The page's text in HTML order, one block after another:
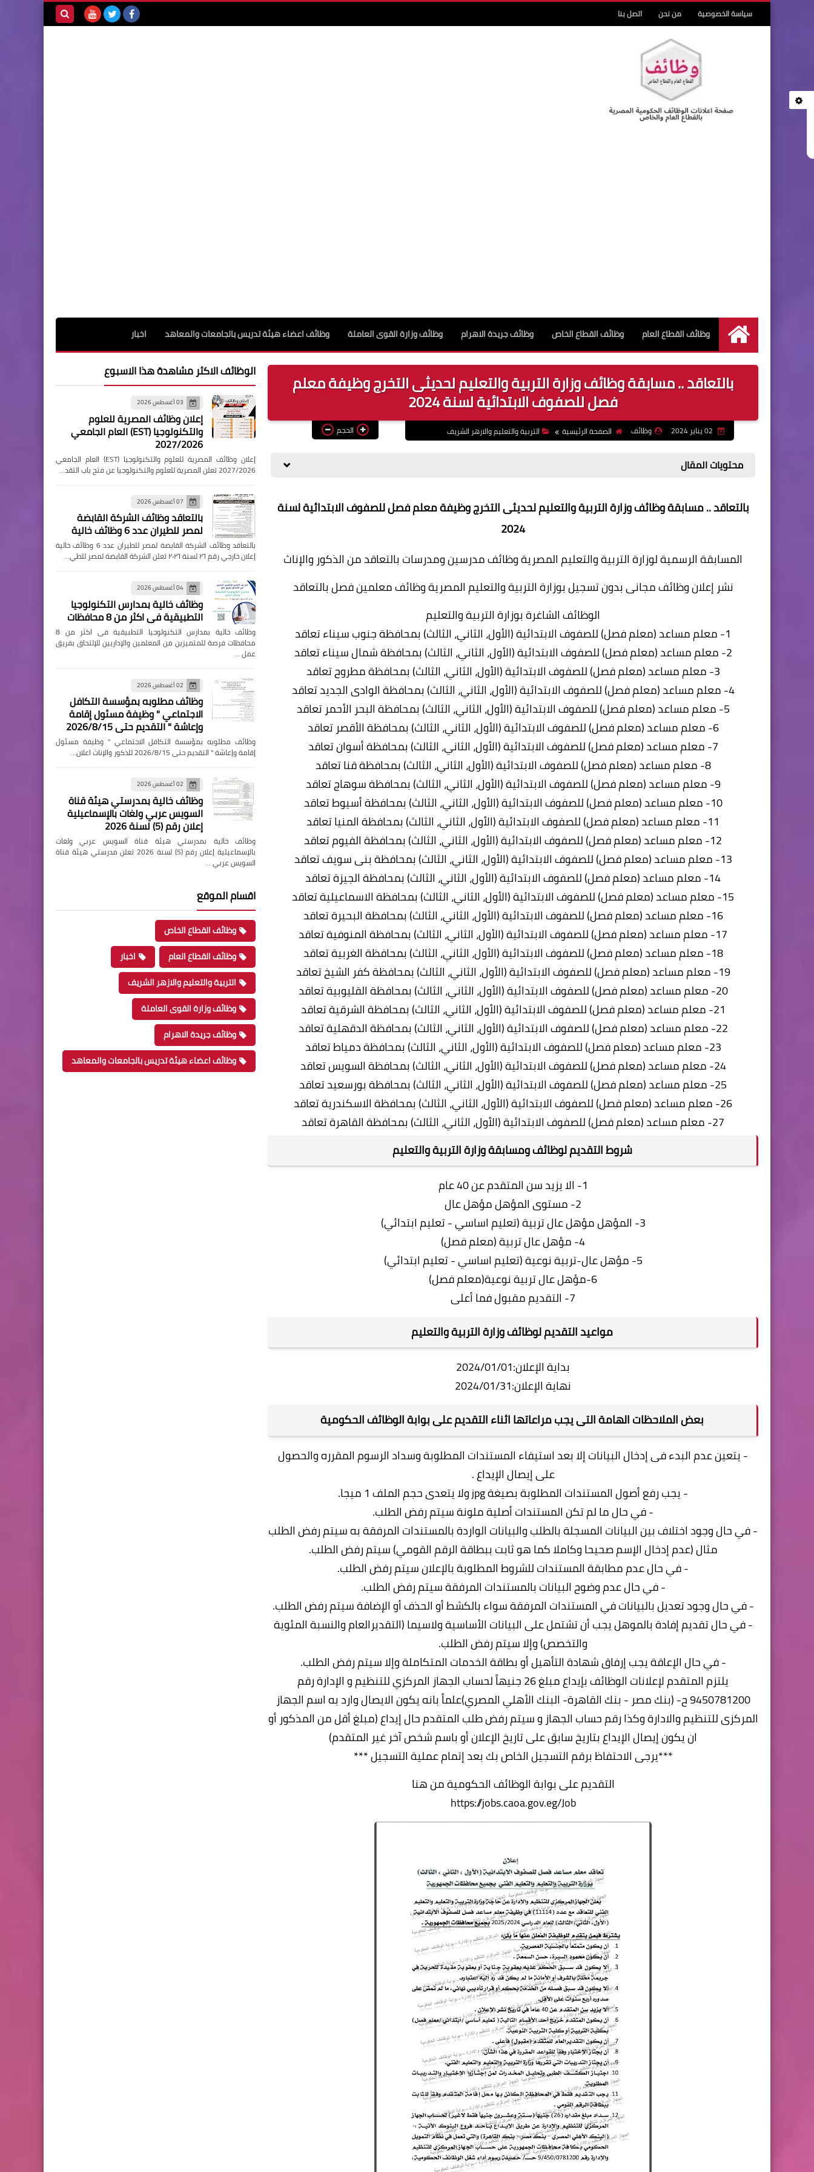
سياسة الخصوصية من نحن اتصل بنا
الرئيسية
وظائف القطاع العام وظائف القطاع الخاص وظائف جريدة الاهرام وظائف وزارة القوى العاملة وظائف اعضاء هيئة تدريس بالجامعات والمعاهد اخبار
بالتعاقد .. مسابقة وظائف وزارة التربية والتعليم لحديثى التخرج وظيفة معلم
فصل للصفوف الابتدائية لسنة 2024
وظائف الصفحة الرئيسية التربية والتعليم والازهر الشريف الحجم
محتويات المقال
بالتعاقد .. مسابقة وظائف وزارة التربية والتعليم لحديثى التخرج وظيفة معلم فصل للصفوف الابتدائية لسنة
2024
المسابقة الرسمية لوزارة التربية والتعليم المصرية وظائف مدرسين ومدرسات بالتعاقد من الذكور والإناث
نشر إعلان وظائف مجانى بدون تسجيل بوزارة التربية والتعليم المصرية وظائف معلمين فصل بالتعاقد
الوظائف الشاغرة بوزارة التربية والتعليم
1- معلم مساعد (معلم فصل) للصفوف الابتدائية (الأول، الثاني، الثالث) بمحافظة جنوب سيناء تعاقد
2- معلم مساعد (معلم فصل) للصفوف الابتدائية (الأول، الثاني، الثالث) بمحافظة شمال سيناء تعاقد
3- معلم مساعد (معلم فصل) للصفوف الابتدائية (الأول، الثاني، الثالث) بمحافظة مطروح تعاقد
4- معلم مساعد (معلم فصل) للصفوف الابتدائية (الأول، الثاني، الثالث) بمحافظة الوادى الجديد تعاقد
5- معلم مساعد (معلم فصل) للصفوف الابتدائية (الأول، الثاني، الثالث) بمحافظة البحر الأحمر تعاقد
6- معلم مساعد (معلم فصل) للصفوف الابتدائية (الأول، الثاني، الثالث) بمحافظة الأقصر تعاقد
7- معلم مساعد (معلم فصل) للصفوف الابتدائية (الأول، الثاني، الثالث) بمحافظة أسوان تعاقد
8- معلم مساعد (معلم فصل) للصفوف الابتدائية (الأول، الثاني، الثالث) بمحافظة قنا تعاقد
9- معلم مساعد (معلم فصل) للصفوف الابتدائية (الأول، الثاني، الثالث) بمحافظة سوهاج تعاقد
10- معلم مساعد (معلم فصل) للصفوف الابتدائية (الأول، الثاني، الثالث) بمحافظة أسيوط تعاقد
11- معلم مساعد (معلم فصل) للصفوف الابتدائية (الأول، الثاني، الثالث) بمحافظة المنيا تعاقد
12- معلم مساعد (معلم فصل) للصفوف الابتدائية (الأول، الثاني، الثالث) بمحافظة الفيوم تعاقد
13- معلم مساعد (معلم فصل) للصفوف الابتدائية (الأول، الثاني، الثالث) بمحافظة بنى سويف تعاقد
14- معلم مساعد (معلم فصل) للصفوف الابتدائية (الأول، الثاني، الثالث) بمحافظة الجيزة تعاقد
15- معلم مساعد (معلم فصل) للصفوف الابتدائية (الأول، الثاني، الثالث) بمحافظة الاسماعيلية تعاقد
16- معلم مساعد (معلم فصل) للصفوف الابتدائية (الأول، الثاني، الثالث) بمحافظة البحيرة تعاقد
17- معلم مساعد (معلم فصل) للصفوف الابتدائية (الأول، الثاني، الثالث) بمحافظة المنوفية تعاقد
18- معلم مساعد (معلم فصل) للصفوف الابتدائية (الأول، الثاني، الثالث) بمحافظة الغربية تعاقد
19- معلم مساعد (معلم فصل) للصفوف الابتدائية (الأول، الثاني، الثالث) بمحافظة كفر الشيخ تعاقد
20- معلم مساعد (معلم فصل) للصفوف الابتدائية (الأول، الثاني، الثالث) بمحافظة القليوبية تعاقد
21- معلم مساعد (معلم فصل) للصفوف الابتدائية (الأول، الثاني، الثالث) بمحافظة الشرقية تعاقد
22- معلم مساعد (معلم فصل) للصفوف الابتدائية (الأول، الثاني، الثالث) بمحافظة الدقهلية تعاقد
23- معلم مساعد (معلم فصل) للصفوف الابتدائية (الأول، الثاني، الثالث) بمحافظة دمياط تعاقد
24- معلم مساعد (معلم فصل) للصفوف الابتدائية (الأول، الثاني، الثالث) بمحافظة السويس تعاقد
25- معلم مساعد (معلم فصل) للصفوف الابتدائية (الأول، الثاني، الثالث) بمحافظة بورسعيد تعاقد
26- معلم مساعد (معلم فصل) للصفوف الابتدائية (الأول، الثاني، الثالث) بمحافظة الاسكندرية تعاقد
27- معلم مساعد (معلم فصل) للصفوف الابتدائية (الأول، الثاني، الثالث) بمحافظة القاهرة تعاقد
شروط التقديم لوظائف ومسابقة وزارة التربية والتعليم
1- الا يزيد سن المتقدم عن 40 عام
2- مستوى المؤهل مؤهل عال
3- المؤهل مؤهل عال تربية (تعليم اساسي - تعليم ابتدائي)
4- مؤهل عال تربية (معلم فصل)
5- مؤهل عال-تربية نوعية (تعليم اساسي - تعليم ابتدائي)
6-مؤهل عال تربية نوعية(معلم فصل)
7- التقديم مقبول فما أعلى
مواعيد التقديم لوظائف وزارة التربية والتعليم
بداية الإعلان:2024/01/01
نهاية الإعلان:2024/01/31
بعض الملاحظات الهامة التى يجب مراعاتها اثناء التقديم على بوابة الوظائف الحكومية
- يتعين عدم البدء فى إدخال البيانات إلا بعد استيفاء المستندات المطلوبة وسداد الرسوم المقرره والحصول
على إيصال الإيداع .
- يجب رفع أصول المستندات المطلوبة بصيغة jpg ولا يتعدى حجم الملف 1 ميجا.
- في حال ما لم تكن المستندات أصلية ملونة سيتم رفض الطلب.
- في حال وجود اختلاف بين البيانات المسجلة بالطلب والبيانات الواردة بالمستندات المرفقة به سيتم رفض الطلب
مثال (عدم إدخال الإسم صحيحا وكاملا كما هو ثابت ببطاقة الرقم القومي) سيتم رفض الطلب.
- في حال عدم مطابقة المستندات للشروط المطلوبة بالإعلان سيتم رفض الطلب.
- في حال عدم وضوح البيانات بالمستندات المرفقة سيتم رفض الطلب.
- في حال وجود تعديل بالبيانات في المستندات المرفقة سواء بالكشط أو الحذف أو الإضافة سيتم رفض الطلب.
- في حال تقديم إفادة بالموهل يجب أن تشتمل على البيانات الأساسية ولاسيما (التقديرالعام والنسبة المئوية
والتخصص) وإلا سيتم رفض الطلب.
- في حال الإعاقة يجب إرفاق شهادة التأهيل أو بطاقة الخدمات المتكاملة وإلا سيتم رفض الطلب.
يلتزم المتقدم لإعلانات الوظائف بإيداع مبلغ 26 جنيهاً لحساب الجهاز المركزي للتنظيم و الإدارة رقم
9450781200 ح- (بنك مصر - بنك القاهرة- البنك الأهلي المصري)علماً بانه يكون الايصال وارد به اسم الجهاز
المركزى للتنظيم والادارة وكذا رقم حساب الجهاز و سيتم رفض طلب المتقدم حال إيداع (مبلغ أقل من المذكور أو
ان يكون إيصال الإيداع بتاريخ سابق على تاريخ الإعلان أو باسم شخص آخر غير المتقدم)
***يرجى الاحتفاظ برقم التسجيل الخاص بك بعد إتمام عملية التسجيل ***
التقديم على بوابة الوظائف الحكومية من هنا
https://jobs.caoa.gov.eg/Job
الوظائف الاكثر مشاهدة هذا الاسبوع
03 أغسطس 2026
إعلان وظائف المصرية للعلوم
والتكنولوجيا (EST) العام الجامعي
2027/2026
إعلان وظائف المصرية للعلوم والتكنولوجيا (EST) العام الجامعي
2027/2026 تعلن المصرية للعلوم والتكنولوجيا عن فتح باب التقد…
07 أغسطس 2026
بالتعاقد وظائف الشركة القابضة
لمصر للطيران عدد 6 وظائف خالية
بالتعاقد وظائف الشركة القابضة لمصر للطيران عدد 6 وظائف خالية
إعلان خارجي رقم ٢٦ لسنة ٢٠٢٦ تعلن الشركة القابضة لمصر للطي…
04 أغسطس 2026
وظائف خالية بمدارس التكنولوجيا
التطبيقية فى اكثر من 8 محافظات
وظائف خالية بمدارس التكنولوجيا التطبيقية فى اكثر من 8
محافظات فرصة للمتميزين من المعلمين والإداريين للإلتحاق بفريق
عمل …
02 أغسطس 2026
وظائف مطلوبه بمؤسسة التكافل
الاجتماعي " وظيفة مسئول إقامة
وإعاشة " التقديم حتى 2026/8/15
وظائف مطلوبه بمؤسسة التكافل الاجتماعي " وظيفة مسئول
إقامة وإعاشة " التقديم حتى 2026/8/15 للذكور والإناث اعلان…
02 أغسطس 2026
وظائف خالية بمدرستي هيئة قناة
السويس عربي ولغات بالإسماعيلية
إعلان رقم (5) لسنة 2026
وظائف خالية بمدرستي هيئة قناة السويس عربي ولغات
بالإسماعيلية إعلان رقم (5) لسنة 2026 تعلن مدرستي هيئة قناة
السويس عربي …
اقسام الموقع
وظائف القطاع الخاص
وظائف القطاع العام
اخبار
التربية والتعليم والازهر الشريف
وظائف وزارة القوى العاملة
وظائف جريدة الاهرام
وظائف اعضاء هيئة تدريس بالجامعات والمعاهد